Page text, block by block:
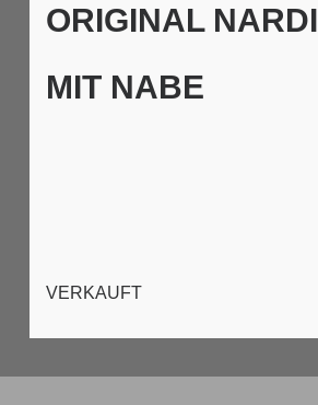
ORIGINAL NARDI
MIT NABE
VERKAUFT